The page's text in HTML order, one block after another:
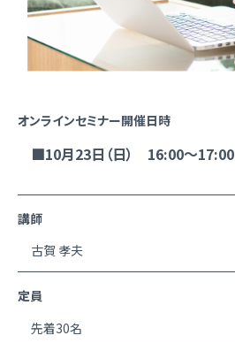
オンラインセミナー開催日時
■10月23日（日） 16:00～17:00
講師
古賀 孝夫
定員
先着30名